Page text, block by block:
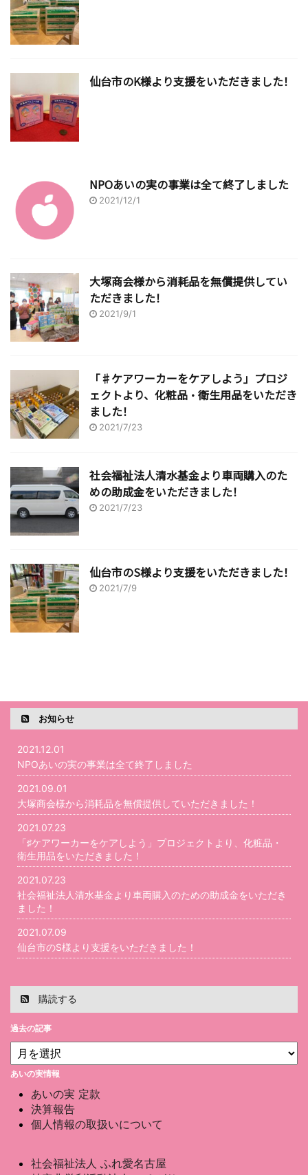
仙台市のK様より支援をいただきました！
NPOあいの実の事業は全て終了しました
2021/12/1
大塚商会様から消耗品を無償提供してい
ただきました！
2021/9/1
「♯ケアワーカーをケアしよう」プロジ
ェクトより、化粧品・衛生用品をいただき
ました！
2021/7/23
社会福祉法人清水基金より車両購入のた
めの助成金をいただきました！
2021/7/23
仙台市のS様より支援をいただきました！
2021/7/9
お知らせ
2021.12.01
NPOあいの実の事業は全て終了しました
2021.09.01
大塚商会様から消耗品を無償提供していただきました！
2021.07.23
「♯ケアワーカーをケアしよう」プロジェクトより、化粧品・
衛生用品をいただきました！
2021.07.23
社会福祉法人清水基金より車両購入のための助成金をいただき
ました！
2021.07.09
仙台市のS様より支援をいただきました！
購読する
過去の記事
あいの実情報
あいの実 定款
決算報告
個人情報の取扱いについて
社会福祉法人 ふれ愛名古屋